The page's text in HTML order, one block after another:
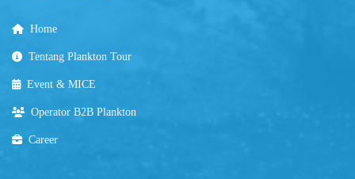
Home
Tentang Plankton Tour
Event & MICE
Operator B2B Plankton
Career